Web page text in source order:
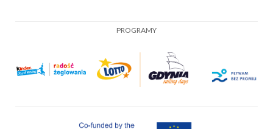
PROGRAMY